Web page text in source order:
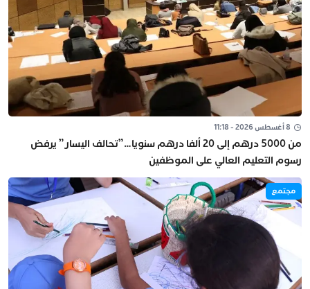
8 أغسطس 2026 - 11:18
من 5000 درهم إلى 20 ألفا درهم سنويا…”تحالف اليسار” يرفض
رسوم التعليم العالي على الموظفين
مجتمع